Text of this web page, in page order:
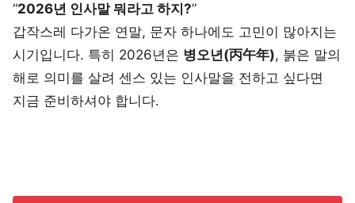
“2026년 인사말 뭐라고 하지?”
갑작스레 다가온 연말, 문자 하나에도 고민이 많아지는
시기입니다. 특히 2026년은 병오년(丙午年), 붉은 말의
해로 의미를 살려 센스 있는 인사말을 전하고 싶다면
지금 준비하셔야 합니다.